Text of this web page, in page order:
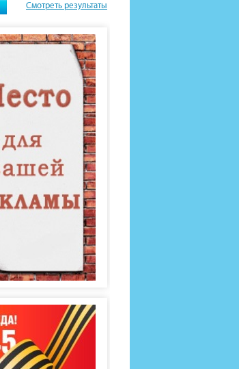
Смотреть результаты